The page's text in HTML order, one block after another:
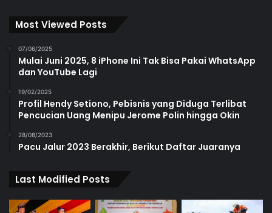
Most Viewed Posts
07/06/2025
Mulai Juni 2025, 8 iPhone Ini Tak Bisa Pakai WhatsApp
dan YouTube Lagi
19/02/2025
Profil Hendy Setiono, Pebisnis yang Diduga Terlibat
Pencucian Uang Menipu Jerome Polin hingga Okin
28/08/2023
Pacu Jalur 2023 Berakhir, Berikut Daftar Juaranya
Last Modified Posts